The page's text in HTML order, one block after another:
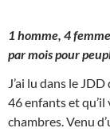
1 homme, 4
par mois pour
J’ai lu dans le
46 enfants et
chambres. Venu